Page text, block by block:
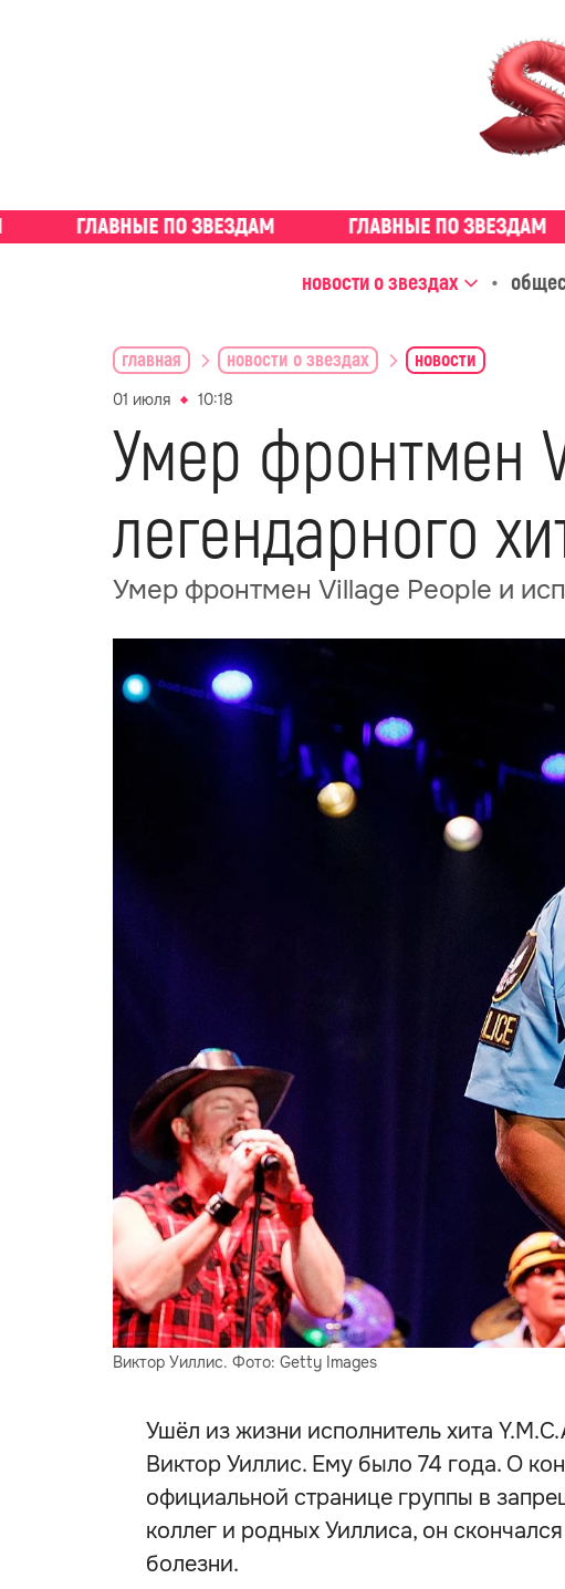
новости о звездах
главная новости о звездах новости
01 июля 10:18
Умер фронтмен
легендарного
Умер фронтмен Village People и
Виктор Уиллис. Фото: Getty Images
Ушёл из жизни исполнитель хита
Виктор Уиллис. Ему было 74 года. О
официальной странице группы в
коллег и родных Уиллиса, он
болезни.